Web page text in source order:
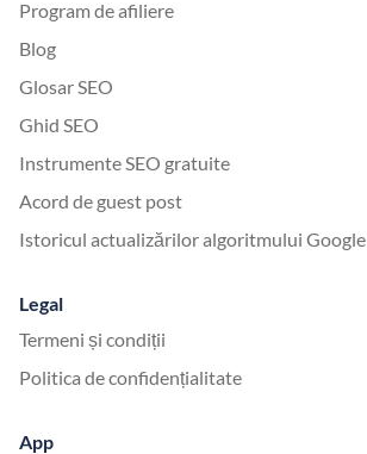
Program de afiliere
Blog
Glosar SEO
Ghid SEO
Instrumente SEO gratuite
Acord de guest post
Istoricul actualizărilor algoritmului Google
Legal
Termeni și condiții
Politica de confidențialitate
App